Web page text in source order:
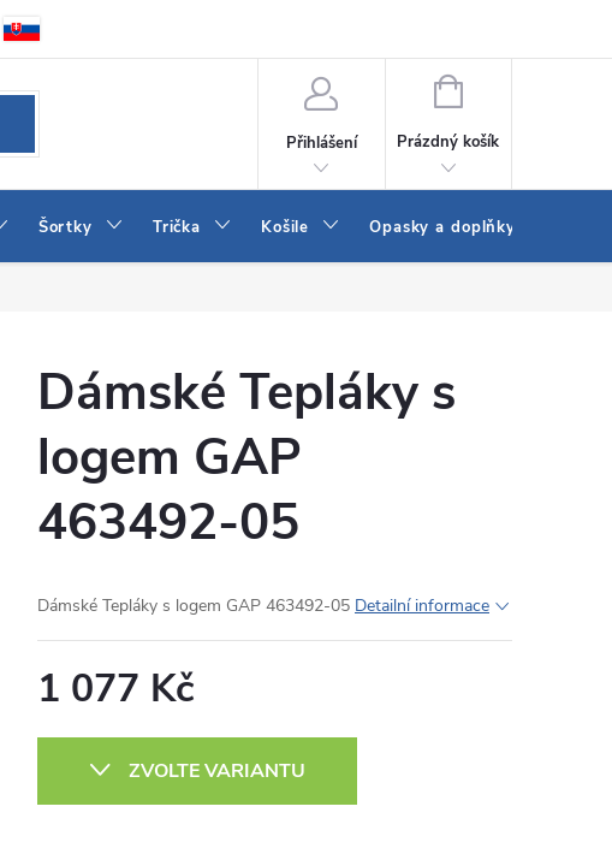
Kontakt
Přihlášení
NÁKUPNÍ
Prázdný košík
Šortky Trička Košile Opasky a doplňky
Dámské Tepláky s
logem GAP
463492-05
Dámské Tepláky s logem GAP 463492-05 Detailní informace
1 077 Kč
ZVOLTE VARIANTU